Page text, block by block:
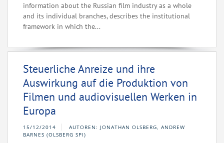
information about the Russian film industry as a whole
and its individual branches, describes the institutional
framework in which the...
Steuerliche Anreize und ihre
Auswirkung auf die Produktion von
Filmen und audiovisuellen Werken in
Europa
15/12/2014
AUTOREN: JONATHAN OLSBERG, ANDREW
BARNES (OLSBERG SPI)